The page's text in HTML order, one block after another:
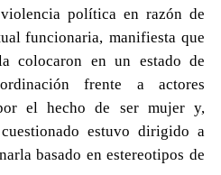
política en razón de
funcionaria, manifiesta que
colocaron en un estado de
frente a actores
el hecho de ser mujer y,
estuvo dirigido a
basado en estereotipos de